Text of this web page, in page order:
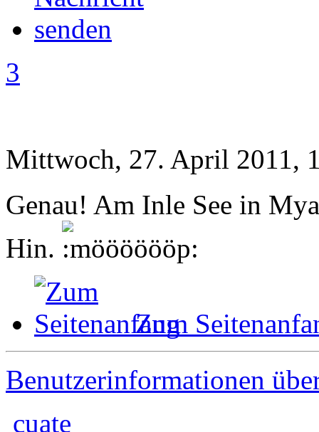
3
Mittwoch, 27. April 2011,
Genau! Am Inle See in
Hin.
Zum
Benutzerinformationen
cuate